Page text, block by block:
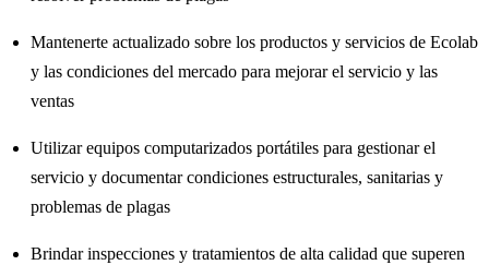
Mantenerte actualizado sobre los productos y servicios de Ecolab
y las condiciones del mercado para mejorar el servicio y las
ventas
Utilizar equipos computarizados portátiles para gestionar el
servicio y documentar condiciones estructurales, sanitarias y
problemas de plagas
Brindar inspecciones y tratamientos de alta calidad que superen